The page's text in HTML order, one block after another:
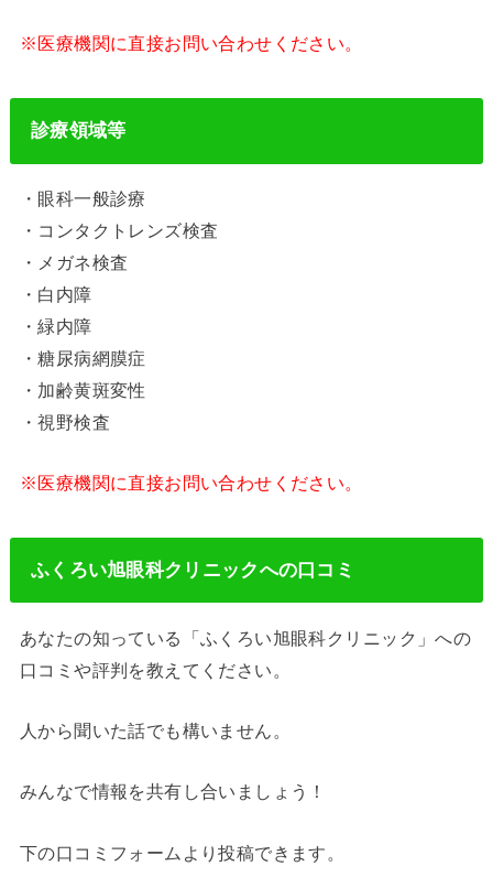
※医療機関に直接お問い合わせください。
診療領域等
・眼科一般診療
・コンタクトレンズ検査
・メガネ検査
・白内障
・緑内障
・糖尿病網膜症
・加齢黄斑変性
・視野検査
※医療機関に直接お問い合わせください。
ふくろい旭眼科クリニックへの口コミ
あなたの知っている「ふくろい旭眼科クリニック」への
口コミや評判を教えてください。
人から聞いた話でも構いません。
みんなで情報を共有し合いましょう！
下の口コミフォームより投稿できます。